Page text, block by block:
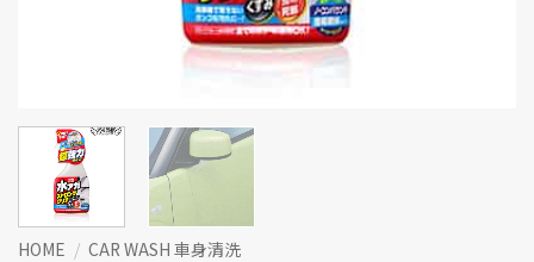
HOME / CAR WASH 車身清洗